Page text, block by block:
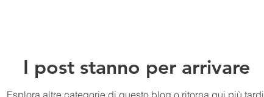
I post stanno per arrivare
Esplora altre categorie di questo blog o ritorna qui più tardi.